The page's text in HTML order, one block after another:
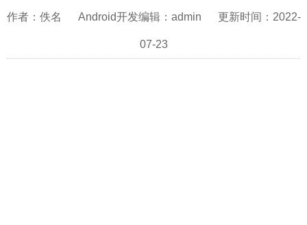
作者：佚名 Android开发编辑：admin 更新时间：2022-
07-23